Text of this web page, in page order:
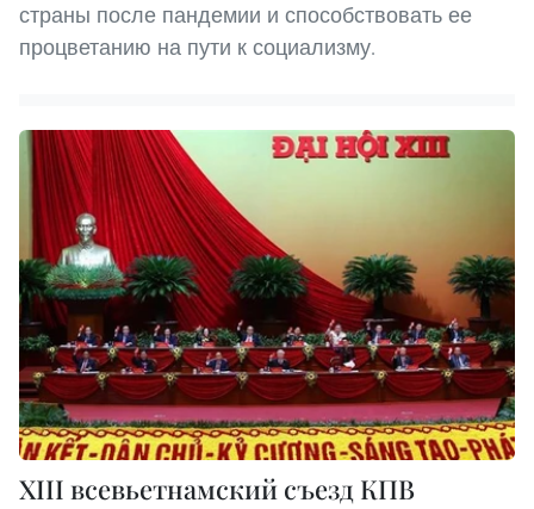
страны после пандемии и способствовать ее
процветанию на пути к социализму.
XIII всевьетнамский съезд КПВ